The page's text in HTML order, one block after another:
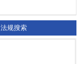
法规搜索